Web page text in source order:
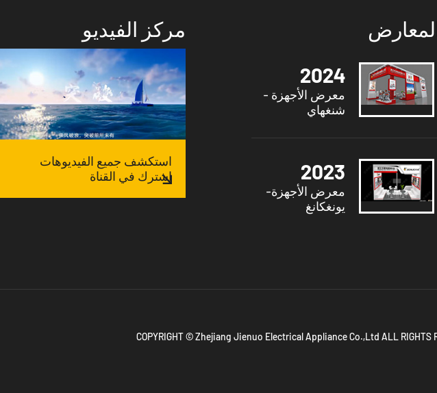
2024
معرض الأجهزة -
شنغهاي
2023
معرض الأجهزة-
يونغكانغ
مركز الفيديو
استكشف جميع الفيديوهات
اشترك في القناة
COPYRIGHT © Zhejiang Jienuo Electrical Appliance Co.,Ltd ALL RIGHTS